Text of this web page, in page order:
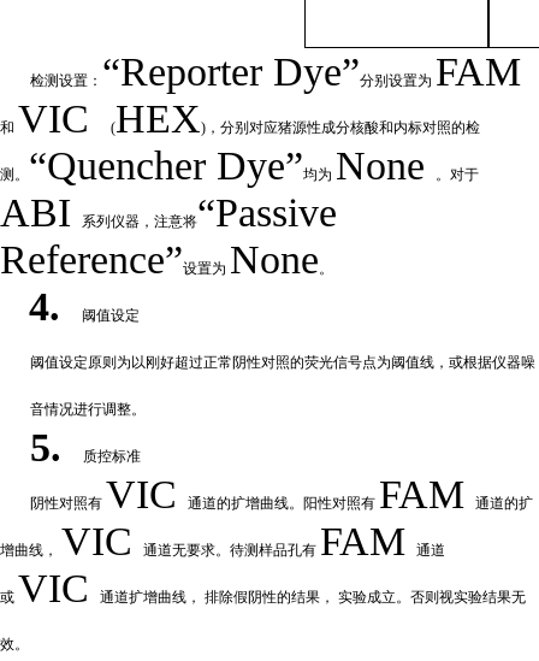
检测设置： “Reporter Dye”分别设置为 FAM
和 VIC(HEX)，分别对应猪源性成分核酸和内标对照的检
测。 “Quencher Dye”均为 None 。对于
ABI 系列仪器，注意将“Passive
Reference”设置为 None。
4. 阈值设定
阈值设定原则为以刚好超过正常阴性对照的荧光信号点为阈值线，或根据仪器噪
音情况进行调整。
5. 质控标准
阴性对照有 VIC通道的扩增曲线。阳性对照有 FAM通道的扩
增曲线， VIC通道无要求。待测样品孔有 FAM通道
或 VIC 通道扩增曲线， 排除假阴性的结果， 实验成立。否则视实验结果无
效。